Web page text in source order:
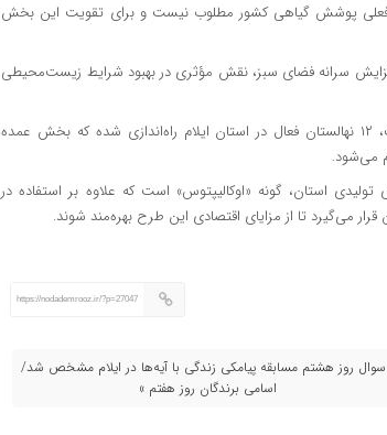
پوشش گیاهی کشور مطلوب نیست و برای تقویت این بخش
افزایش سرانه فضای سبز، نقش مؤثری در بهبود شرایط زیست‌محیطی
وی یادآور شد: در راستای اجرای طرح مردمی کاشت یک میلیارد درخت، ۱۲ نهالستان فعال در استان ایلام راه‌اندازی شده که بخش عمده
می‌شود.
استان، گونه «اوکالیپتوس» است که علاوه بر استفاده در
می‌گیرد تا از مزایای اقتصادی این طرح بهره‌مند شوند.
https://nodademrooz.ir/?p=27047
سوال روز هشتم مسابقه پیامکی زندگی با آیه‌ها در ایلام مشخص شد/
اسامی برندگان روز هفتم »